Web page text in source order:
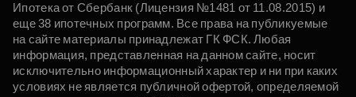
Ипотека от Сбербанк (Лицензия №1481 от 11.08.2015) и
еще 38 ипотечных программ. Все права на публикуемые
на сайте материалы принадлежат ГК ФСК. Любая
информация, представленная на данном сайте, носит
исключительно информационный характер и ни при каких
условиях не является публичной офертой, определяемой